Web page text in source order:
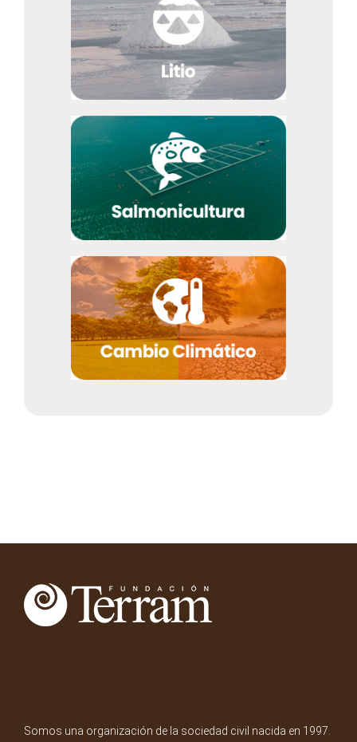
Somos una organización de la sociedad civil nacida en 1997.